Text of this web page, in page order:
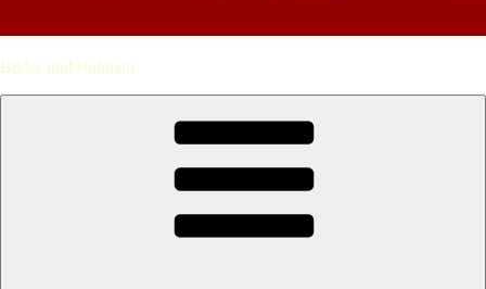
Bilder und Rahmen